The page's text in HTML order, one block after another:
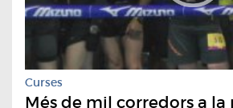
Curses
Més de mil corredors a la